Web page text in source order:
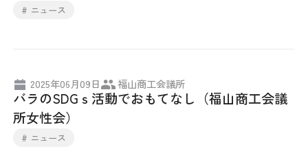
# ニュース
2025年06月09日 福山商工会議所
バラのSDGｓ活動でおもてなし（福山商工会議
所女性会）
# ニュース